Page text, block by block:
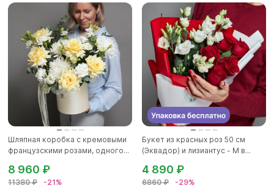
Шляпная коробка с кремовыми
французскими розами, одного...
11380 ₽ -21%
8 960 ₽
Букет из красных роз 50 см
(Эквадор) и лизиантус - М в...
6860 ₽ -29%
4 890 ₽